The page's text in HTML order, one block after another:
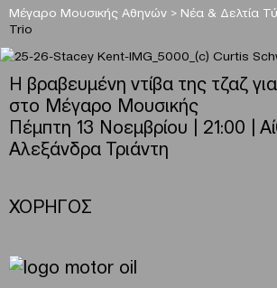
Μέγαρο Μουσικής Αθηνών > Νέα & Δελτία
Trio
Η βραβευμένη ντίβα της τζαζ
στο Μέγαρο Μουσικής
Πέμπτη 13 Νοεμβρίου | 21:00 |
Αλεξάνδρα Τριάντη
ΧΟΡΗΓΟΣ